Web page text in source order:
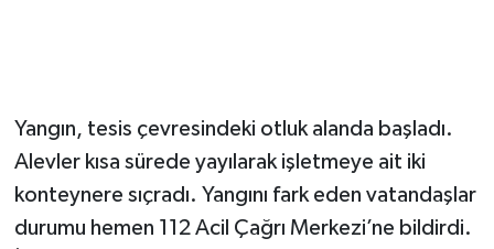
Yangın, tesis çevresindeki otluk alanda başladı.
Alevler kısa sürede yayılarak işletmeye ait iki
konteynere sıçradı. Yangını fark eden vatandaşlar
durumu hemen 112 Acil Çağrı Merkezi’ne bildirdi.